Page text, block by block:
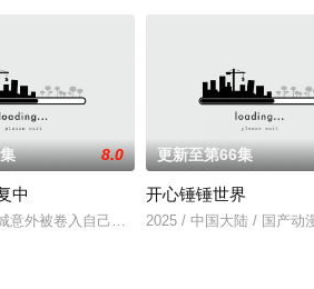
8.0
中
意外被卷入自己设计的《诸神黄昏》游戏世界
更新至第66集
开心锤锤世界
2025 / 中国大陆 / 国产动